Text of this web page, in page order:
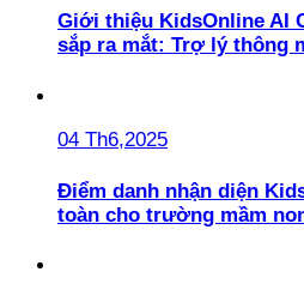
Giới thiệu KidsOnline AI
sắp ra mắt: Trợ lý thông
04 Th6,2025
Điểm danh nhận diện
toàn cho trường mầm